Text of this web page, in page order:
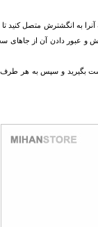
به انگشترش متصل کنید تا
و عبور دادن آن از جاهای
بگیرید و سپس به هر طرف